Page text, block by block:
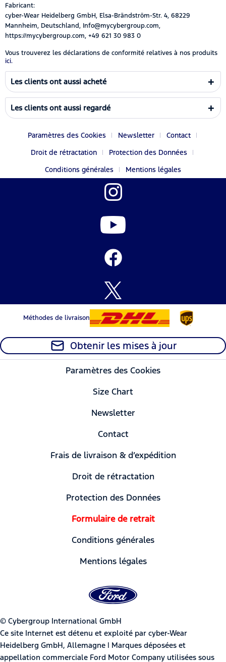
Fabricant:
cyber-Wear Heidelberg GmbH, Elsa-Brändström-Str. 4, 68229
Mannheim, Deutschland, Info@mycybergroup.com,
https://mycybergroup.com, +49 621 30 983 0
Vous trouverez les déclarations de conformité relatives à nos produits
ici.
Les clients ont aussi acheté
Les clients ont aussi regardé
Paramètres des Cookies Newsletter
Contact
Droit de rétractation
Protection des Données
Conditions générales
Mentions légales
Méthodes de livraison
Obtenir les mises à jour
Paramètres des Cookies
Size Chart
Newsletter
Contact
Frais de livraison & d’expédition
Droit de rétractation
Protection des Données
Formulaire de retrait
Conditions générales
Mentions légales
© Cybergroup International GmbH
Ce site Internet est détenu et exploité par cyber-Wear
Heidelberg GmbH, Allemagne | Marques déposées et
appellation commerciale Ford Motor Company utilisées sous